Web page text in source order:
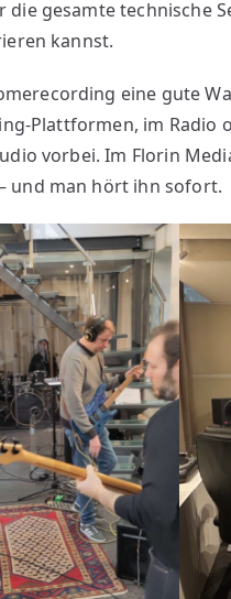
gesamte technische
kannst.
eine gute
Plattformen, im Radio
vorbei. Im Florin
und man hört ihn sofort.